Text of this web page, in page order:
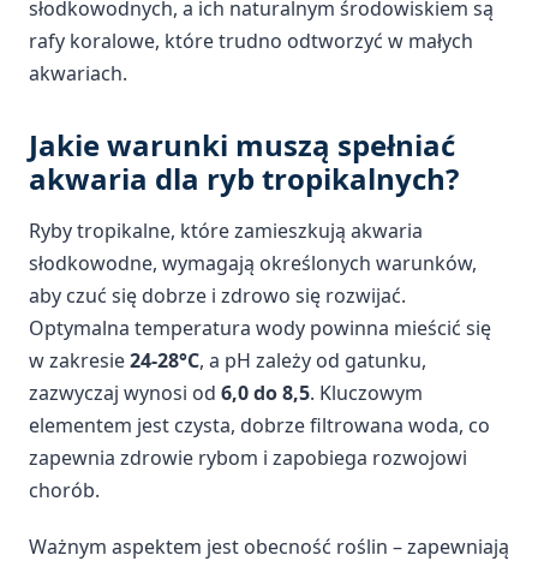
słodkowodnych, a ich naturalnym środowiskiem są
rafy koralowe, które trudno odtworzyć w małych
akwariach.
Jakie warunki muszą spełniać
akwaria dla ryb tropikalnych?
Ryby tropikalne, które zamieszkują akwaria
słodkowodne, wymagają określonych warunków,
aby czuć się dobrze i zdrowo się rozwijać.
Optymalna temperatura wody powinna mieścić się
w zakresie24-28°C, a pH zależy od gatunku,
zazwyczaj wynosi od 6,0 do 8,5. Kluczowym
elementem jest czysta, dobrze filtrowana woda, co
zapewnia zdrowie rybom i zapobiega rozwojowi
chorób.
Ważnym aspektem jest obecność roślin – zapewniają